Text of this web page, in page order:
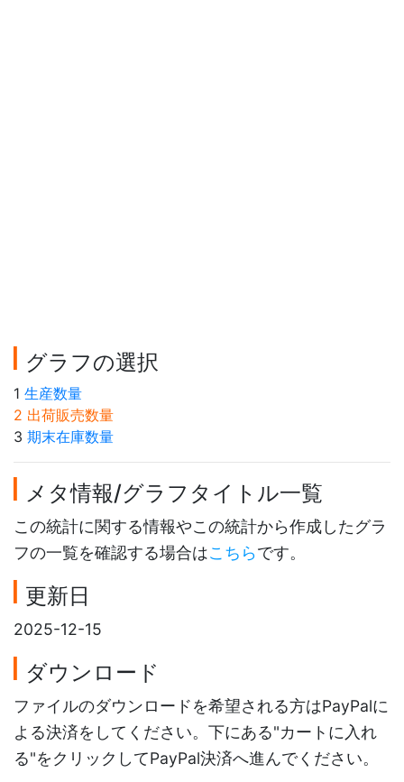
グラフの選択
1 生産数量
2 出荷販売数量
3 期末在庫数量
メタ情報/グラフタイトル一覧
この統計に関する情報やこの統計から作成したグラ
フの一覧を確認する場合はこちらです。
更新日
2025-12-15
ダウンロード
ファイルのダウンロードを希望される方はPayPalに
よる決済をしてください。下にある"カートに入れ
る"をクリックしてPayPal決済へ進んでください。